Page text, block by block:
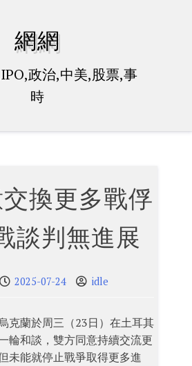
網網
政治,中美,股票,事
時
換更多戰俘
談判無進展
2025-07-24 idle
克蘭於周三（23日）在土耳其
輪和談，雙方同意持續交流更
未能就停止戰爭取得更多進